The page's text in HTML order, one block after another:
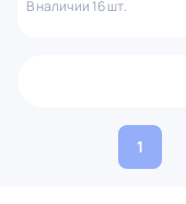
В наличии 16 шт.
1